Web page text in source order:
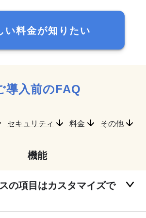
い料金が知りたい
導入前のFAQ
セキュリティ 料金 その他
機能
の項目はカスタマイズで